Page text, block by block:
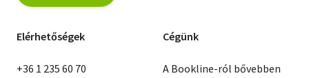
Elérhetőségek
+36 1 235 60 70
Cégünk
A Bookline-ról bővebben